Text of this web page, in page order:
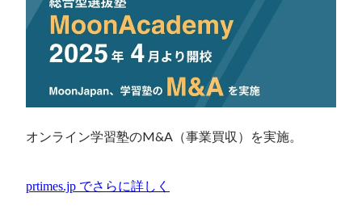
オンライン学習塾のM&A（事業買収）を実施。
prtimes.jp でさらに詳しく